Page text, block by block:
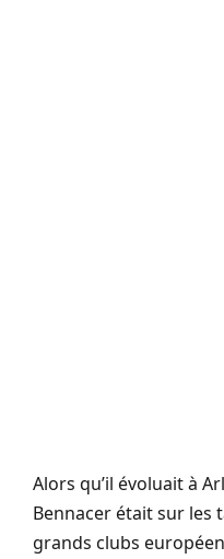
Alors qu’il évoluait à
Bennacer était sur les
grands clubs